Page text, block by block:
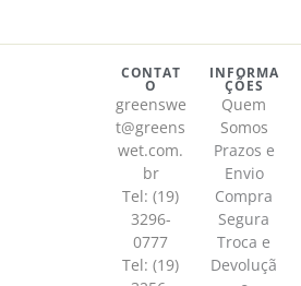
CONTAT
O
greenswe
t@greens
wet.com.
br
Tel: (19)
3296-
0777
Tel: (19)
INFORMA
ÇÕES
Quem
Somos
Prazos e
Envio
Compra
Segura
Troca e
Devoluçã